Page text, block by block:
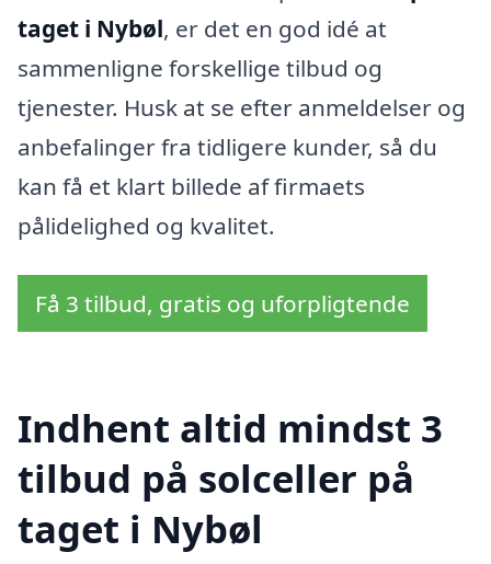
taget i Nybøl, er det en god idé at
sammenligne forskellige tilbud og
tjenester. Husk at se efter anmeldelser og
anbefalinger fra tidligere kunder, så du
kan få et klart billede af firmaets
pålidelighed og kvalitet.
Få 3 tilbud, gratis og uforpligtende
Indhent altid mindst 3
tilbud på solceller på
taget i Nybøl